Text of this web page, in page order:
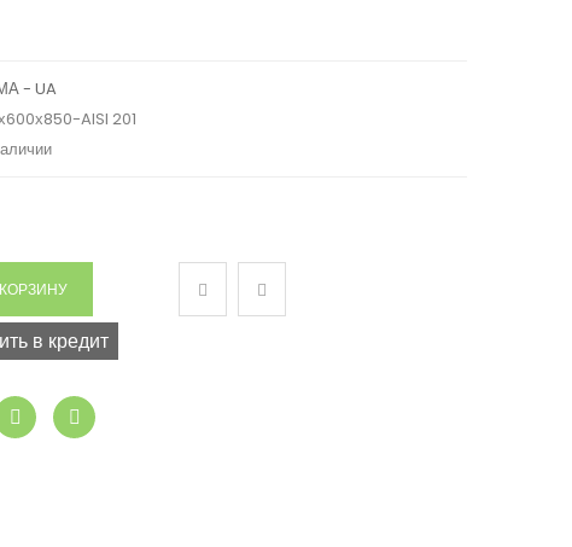
- UA
AISI 201
в кредит